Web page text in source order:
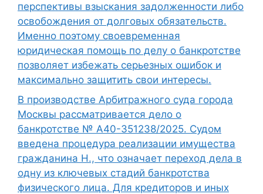
перспективы взыскания задолженности либо
освобождения от долговых обязательств.
Именно поэтому своевременная
юридическая помощь по делу о банкротстве
позволяет избежать серьезных ошибок и
максимально защитить свои интересы.
В производстве Арбитражного суда города
Москвы рассматривается дело о
банкротстве № А40-351238/2025. Судом
введена процедура реализации имущества
гражданина Н., что означает переход дела в
одну из ключевых стадий банкротства
физического лица. Для кредиторов и иных